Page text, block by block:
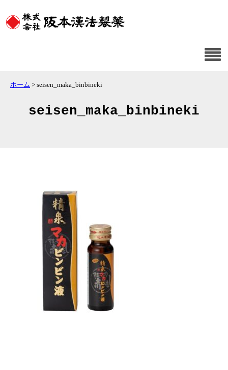
ホーム > seisen_maka_binbineki
seisen_maka_binbineki